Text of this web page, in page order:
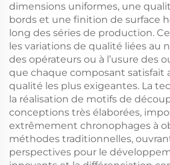
dimensions uniformes, une
bords et une finition de surface
long des séries de production.
les variations de qualité liées au
des opérateurs ou à l’usure des
que chaque composant satisfait
qualité les plus exigeantes. La
la réalisation de motifs de
conceptions très élaborées,
extrêmement chronophages à
méthodes traditionnelles,
perspectives pour le